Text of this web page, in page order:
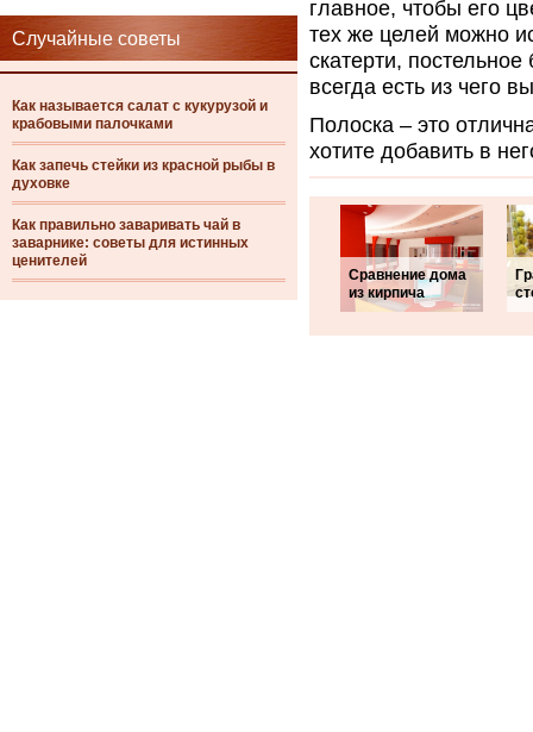
Случайные советы
Как называется салат с кукурузой и
крабовыми палочками
Как запечь стейки из красной рыбы в
духовке
Как правильно заваривать чай в
заварнике: советы для истинных
ценителей
главное, чтобы его
тех же целей можно
скатерти,
всегда есть из чего
Полоска – это
хотите добавить в
Сравнение дома
из кирпича